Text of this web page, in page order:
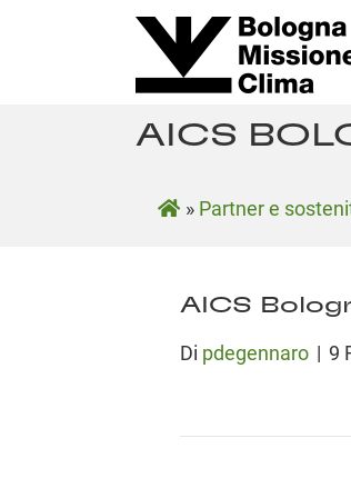
AICS
» Partner e
AICS
Di pdegennaro | 9